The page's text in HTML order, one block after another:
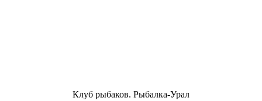
Клуб рыбаков. Рыбалка-Урал